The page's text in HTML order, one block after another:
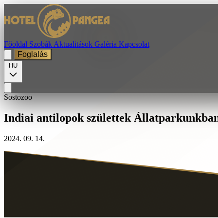
Főoldal Szobák Aktualitások Galéria Kapcsolat
Foglalás
HU
Sostozoo
Indiai antilopok születtek
2024. 09. 14.